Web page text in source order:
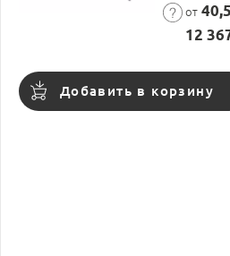
от
12
Добавить в корзину